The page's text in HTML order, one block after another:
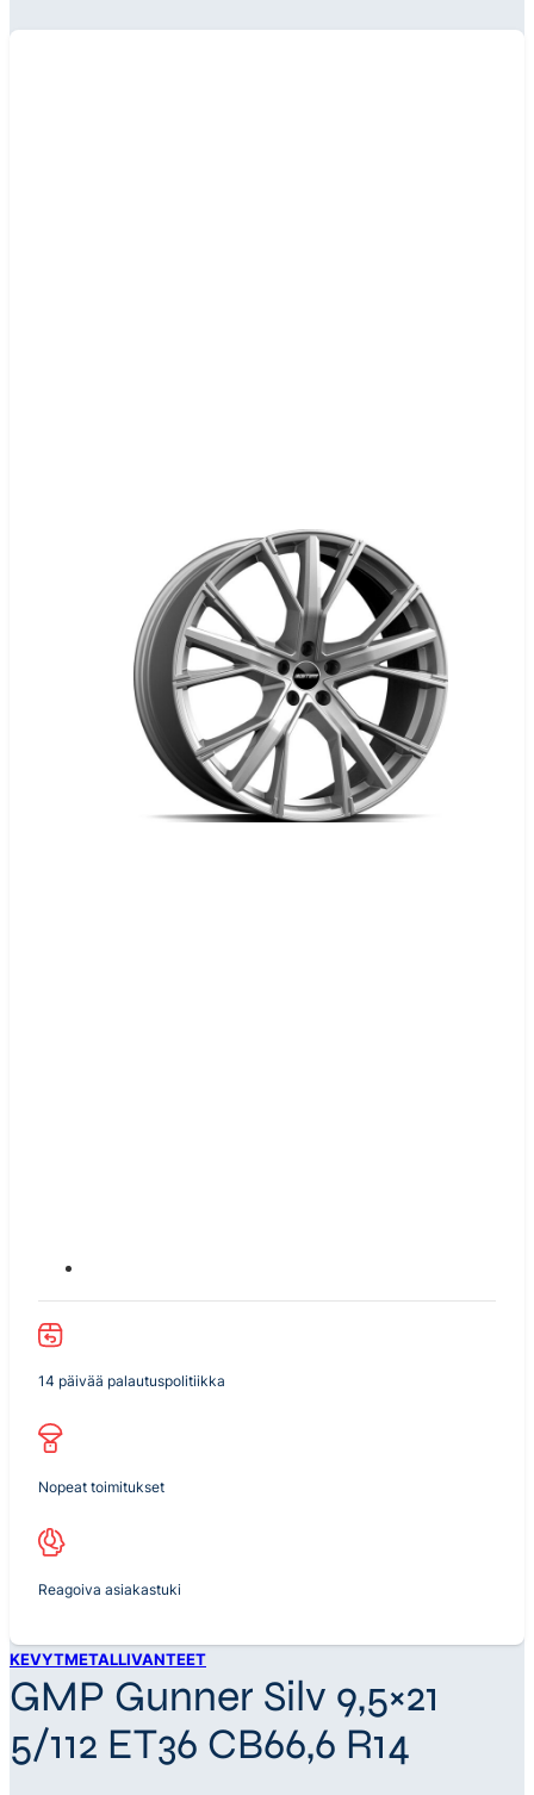
14 päivää palautuspolitiikka
Nopeat toimitukset
Reagoiva asiakastuki
KEVYTMETALLIVANTEET
GMP Gunner Silv 9,5×21
5/112 ET36 CB66,6 R14